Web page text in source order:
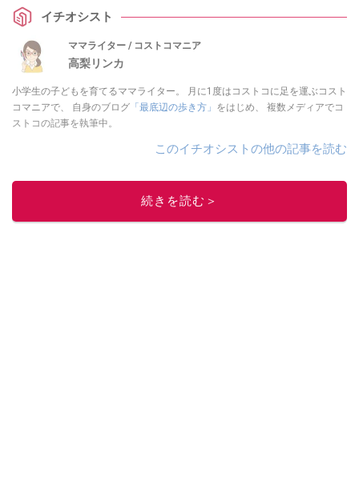
イチオシスト
ママライター / コストコマニア
高梨リンカ
小学生の子どもを育てるママライター。 月に1度はコストコに足を運ぶコスト
コマニアで、 自身のブログ 「最底辺の歩き方」 をはじめ、 複数メディアでコ
ストコの記事を執筆中。
このイチオシストの他の記事を読む
続きを読む＞